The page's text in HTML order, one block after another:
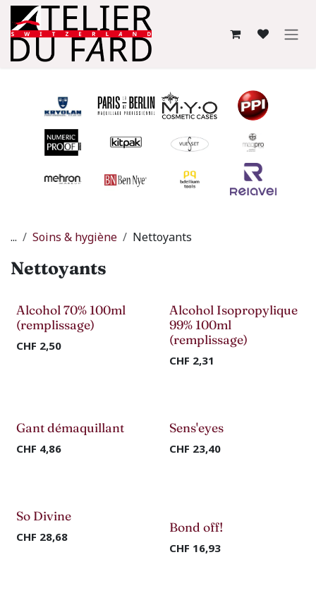
Se rendre au contenu
... Soins & hygiène Nettoyants
Nettoyants
Alcohol 70% 100ml
(remplissage)
CHF 2,50
Alcohol Isopropylique
99% 100ml
(remplissage)
CHF 2,31
Gant démaquillant
CHF 4,86
Sens'eyes
CHF 23,40
-70%
So Divine
CHF 28,68
Bond off!
CHF 16,93